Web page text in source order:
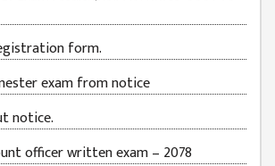
form.
exam from notice
notice.
officer written exam – 2078